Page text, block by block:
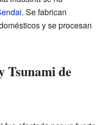
. Se fabrican
y se procesan
Tsunami de